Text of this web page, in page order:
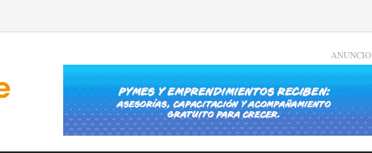
ANUNCIO